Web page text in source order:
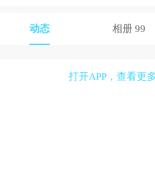
动态 相册 99
打开APP，查看更